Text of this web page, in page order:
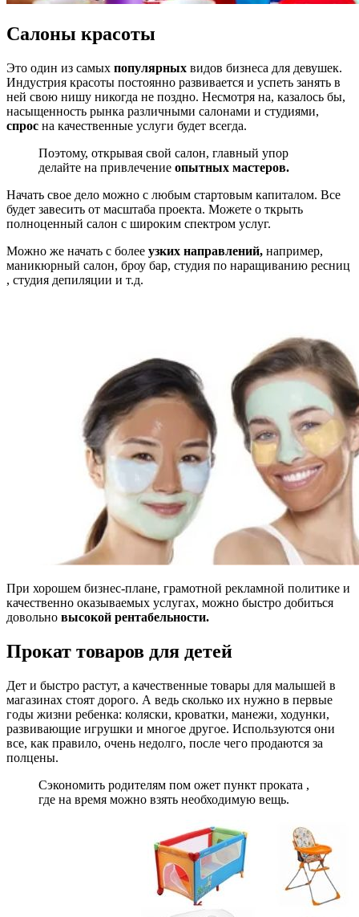
Салоны красоты
Это один из самых популярных видов бизнеса для девушек.
Индустрия красоты постоянно развивается и успеть занять в
ней свою нишу никогда не поздно. Несмотря на, казалось бы,
насыщенность рынка различными салонами и студиями,
спрос на качественные услуги будет всегда.
Поэтому, открывая свой салон, главный упор
делайте на привлечение опытных мастеров.
Начать свое дело можно с любым стартовым капиталом. Все
будет завесить от масштаба проекта. Можете о ткрыть
полноценный салон с широким спектром услуг.
Можно же начать с более узких направлений, например,
маникюрный салон, броу бар, студия по наращиванию ресниц
, студия депиляции и т.д.
При хорошем бизнес-плане, грамотной рекламной политике и
качественно оказываемых услугах, можно быстро добиться
довольно высокой рентабельности.
Прокат товаров для детей
Дет и быстро растут, а качественные товары для малышей в
магазинах стоят дорого. А ведь сколько их нужно в первые
годы жизни ребенка: коляски, кроватки, манежи, ходунки,
развивающие игрушки и многое другое. Используются они
все, как правило, очень недолго, после чего продаются за
полцены.
Сэкономить родителям пом ожет пункт проката ,
где на время можно взять необходимую вещь.